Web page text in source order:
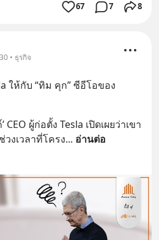
67 7 8
• ธุรกิจ
ให้กับ “ทิม คุก” ซีอีโอของ
ผู้ก่อตั้ง Tesla เปิดเผยว่าเขา
วงเวลาที่โครง... อ่านต่อ